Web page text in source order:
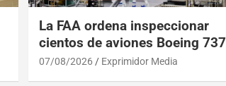
La FAA ordena inspeccionar
cientos de aviones Boeing 737
Max por posibles grietas
07/08/2026 Exprimidor Media